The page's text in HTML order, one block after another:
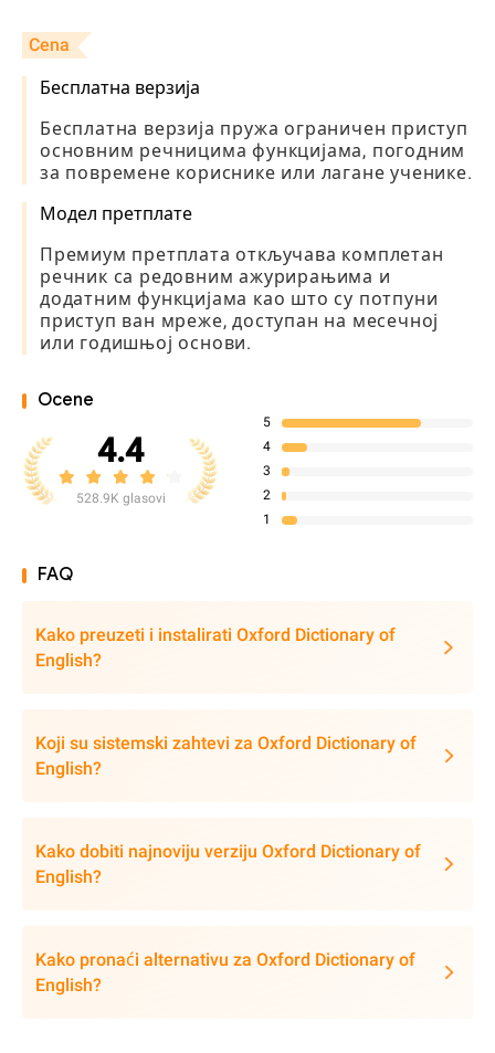
Cena
Бесплатна верзија
Бесплатна верзија пружа ограничен приступ
основним речницима функцијама, погодним
за повремене кориснике или лагане ученике.
Модел претплате
Премиум претплата откључава комплетан
речник са редовним ажурирањима и
додатним функцијама као што су потпуни
приступ ван мреже, доступан на месечној
или годишњој основи.
Ocene
4.4
528.9K glasovi
5
4
3
2
1
FAQ
Kako preuzeti i instalirati Oxford Dictionary of
English?
Koji su sistemski zahtevi za Oxford Dictionary of
English?
Kako dobiti najnoviju verziju Oxford Dictionary of
English?
Kako pronaći alternativu za Oxford Dictionary of
English?